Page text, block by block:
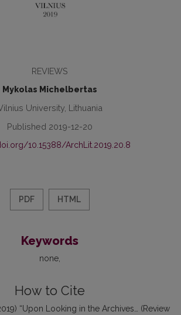
REVIEWS
Mykolas Michelbertas
University, Lithuania
Published 2019-12-20
10.15388/ArchLit.2019.20.8
PDF HTML
Keywords
none
How to Cite
“Upon Looking in the Archives… (Review